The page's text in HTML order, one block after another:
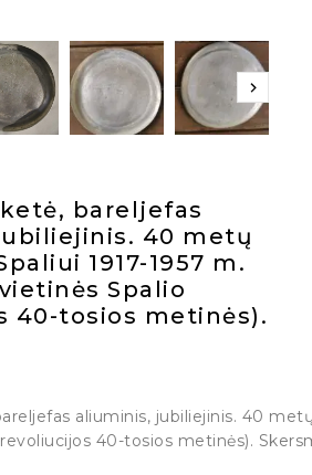
bareljefas
40 metų
1917-1957 m.
Spalio
40-tosios metinės).
aliuminis, jubiliejinis. 40
40-tosios metinės).